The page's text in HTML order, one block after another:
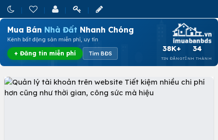
Mua Bán Nhà Đất Nhanh Chóng
Kênh bất động sản miễn phí, uy tín
+ Đăng tin miễn phí Tìm BĐS
38K+
TIN ĐĂNG
34
TỈNH THÀNH